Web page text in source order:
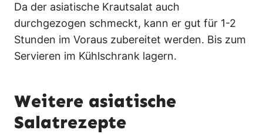
Da der asiatische Krautsalat auch
durchgezogen schmeckt, kann er gut für 1-2
Stunden im Voraus zubereitet werden. Bis zum
Servieren im Kühlschrank lagern.
Weitere asiatische
Salatrezepte